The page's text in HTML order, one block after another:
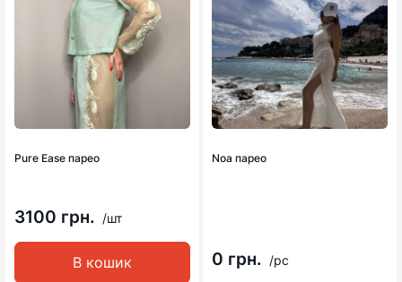
Pure Ease парео
3100 грн. /шт
В кошик
Noa парео
0 грн. /pc